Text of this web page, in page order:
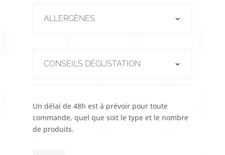
ALLERGÈNES
CONSEILS DÉGUSTATION
Un délai de 48h est à prévoir pour toute
commande, quel que soit le type et le nombre
de produits.